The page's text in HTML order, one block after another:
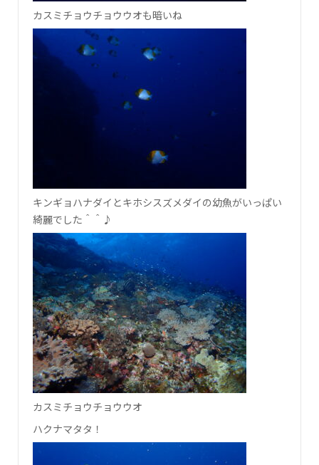
カスミチョウチョウウオも暗いね
キンギョハナダイとキホシスズメダイの幼魚がいっぱい
綺麗でした＾＾♪
カスミチョウチョウウオ
ハクナマタタ！